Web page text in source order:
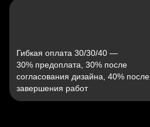
Гибкая оплата 30/30/40 —
30% предоплата, 30% после
согласования дизайна, 40% после
завершения работ